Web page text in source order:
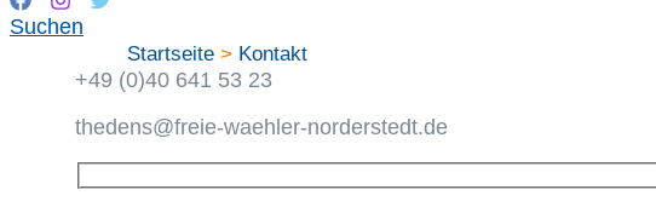
Suchen
Startseite Kontakt
Glashütter Damm 188a
22851 Norderstedt
+49 (0)40 641 53 23
thedens@freie-waehler-norderstedt.de